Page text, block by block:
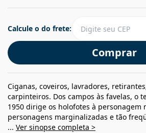
Comprar
Calcule o do frete:
Ciganas, coveiros, lavradores,
carpinteiros. Dos campos às favelas, o
1950 dirige os holofotes à personagem
personagens marginalizadas e tão
... Ver sinopse completa >